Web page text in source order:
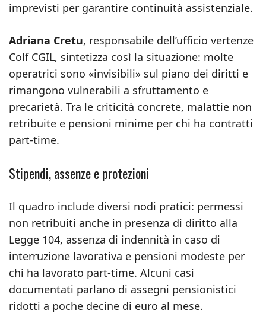
imprevisti per garantire continuità assistenziale.
Adriana Cretu, responsabile dell’ufficio vertenze
Colf CGIL, sintetizza così la situazione: molte
operatrici sono «invisibili» sul piano dei diritti e
rimangono vulnerabili a sfruttamento e
precarietà. Tra le criticità concrete, malattie non
retribuite e pensioni minime per chi ha contratti
part‑time.
Stipendi, assenze e protezioni
Il quadro include diversi nodi pratici: permessi
non retribuiti anche in presenza di diritto alla
Legge 104, assenza di indennità in caso di
interruzione lavorativa e pensioni modeste per
chi ha lavorato part‑time. Alcuni casi
documentati parlano di assegni pensionistici
ridotti a poche decine di euro al mese.